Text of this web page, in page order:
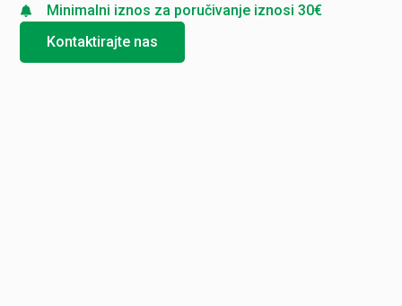
Minimalni iznos za poručivanje iznosi 30€
Kontaktirajte nas